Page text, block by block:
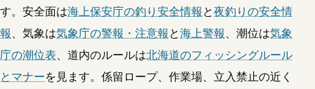
す。安全面は海上保安庁の釣り安全情報と夜釣りの安全情
報、気象は気象庁の警報・注意報と海上警報、潮位は気象
庁の潮位表、道内のルールは北海道のフィッシングルール
とマナーを見ます。係留ロープ、作業場、立入禁止の近く